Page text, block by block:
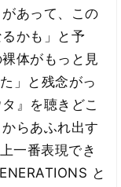
あって、この
かも」と予
体がもっと見
」と残念がっ
』を聴きどこ
らあふれ出す
一番表現でき
と